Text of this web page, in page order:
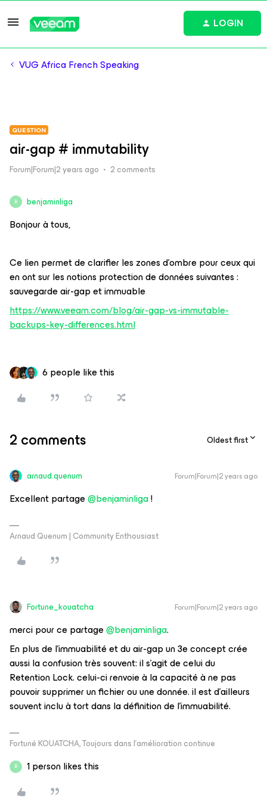
LOGIN
VUG Africa French Speaking
QUESTION
air-gap # immutability
Forum|Forum|2 years ago 2 comments
B benjaminliga
Bonjour à tous,
Ce lien permet de clarifier les zones d'ombre pour ceux qui
en ont sur les notions protection de données suivantes :
sauvegarde air-gap et immuable
https://www.veeam.com/blog/air-gap-vs-immutable-
backups-key-differences.html
6 people like this
2 comments Oldest first
arnaud.quenum Forum|Forum|2 years ago
Excellent partage@benjaminliga!
Arnaud Quenum | Community Enthousiast
Fortune_kouatcha Forum|Forum|2 years ago
merci pour ce partage@benjaminliga.
En plus de l’immuabilité et du air-gap un 3e concept crée
aussi la confusion très souvent: il s’agit de celui du
Retention Lock. celui-ci renvoie à la capacité à ne pas
pouvoir supprimer un fichier ou une donnée. il est d’ailleurs
souvent inclu à tort dans la définition de l’immuabilité.
Fortuné KOUATCHA, Toujours dans l'amélioration continue
B 1 person likes this